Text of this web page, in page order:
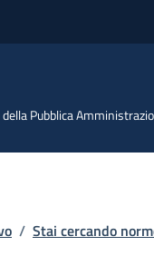
Pubblica
/ Stai cercando